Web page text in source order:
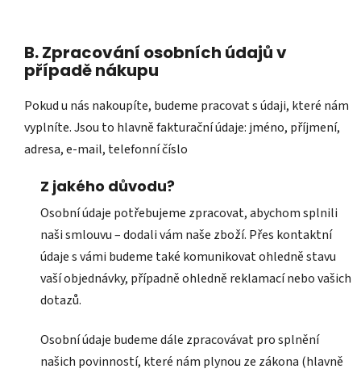
B. Zpracování osobních údajů v
případě nákupu
Pokud u nás nakoupíte, budeme pracovat s údaji, které nám
vyplníte. Jsou to hlavně fakturační údaje: jméno, příjmení,
adresa, e-mail, telefonní číslo
Z jakého důvodu?
Osobní údaje potřebujeme zpracovat, abychom splnili
naši smlouvu – dodali vám naše zboží. Přes kontaktní
údaje s vámi budeme také komunikovat ohledně stavu
vaší objednávky, případně ohledně reklamací nebo vašich
dotazů.
Osobní údaje budeme dále zpracovávat pro splnění
našich povinností, které nám plynou ze zákona (hlavně